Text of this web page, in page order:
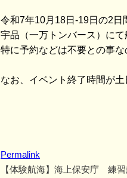
令和7年10月18日-19日の2日
宇品（一万トンバース）に
特に予約などは不要との事な
なお、イベント終了時間が
Permalink
【体験航海】海上保安庁 練習